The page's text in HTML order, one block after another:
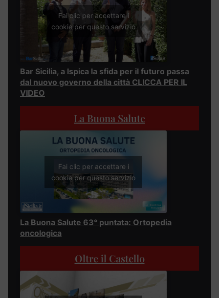
Fai clic per accettare i
cookie per questo servizio
Bar Sicilia, a Ispica la sfida per il futuro passa
dal nuovo governo della città CLICCA PER IL
VIDEO
La Buona Salute
Fai clic per accettare i
cookie per questo servizio
La Buona Salute 63° puntata: Ortopedia
oncologica
Oltre il Castello